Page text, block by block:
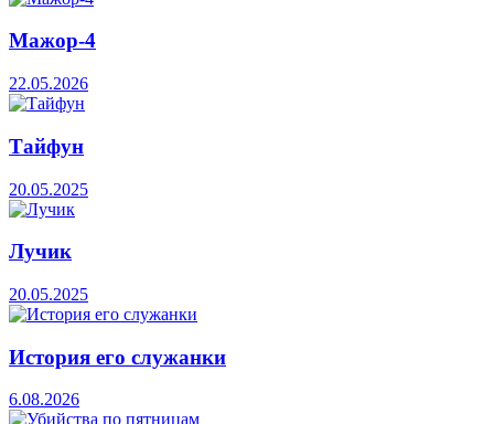
Мажор-4
22.05.2026
Тайфун
20.05.2025
Лучик
20.05.2025
История его служанки
6.08.2026